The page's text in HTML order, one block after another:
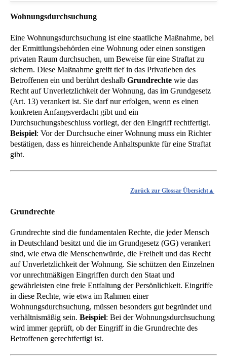
Wohnungsdurchsuchung
Eine Wohnungsdurchsuchung ist eine staatliche Maßnahme, bei
der Ermittlungsbehörden eine Wohnung oder einen sonstigen
privaten Raum durchsuchen, um Beweise für eine Straftat zu
sichern. Diese Maßnahme greift tief in das Privatleben des
Betroffenen ein und berührt deshalb Grundrechte wie das
Recht auf Unverletzlichkeit der Wohnung, das im Grundgesetz
(Art. 13) verankert ist. Sie darf nur erfolgen, wenn es einen
konkreten Anfangsverdacht gibt und ein
Durchsuchungsbeschluss vorliegt, der den Eingriff rechtfertigt.
Beispiel: Vor der Durchsuche einer Wohnung muss ein Richter
bestätigen, dass es hinreichende Anhaltspunkte für eine Straftat
gibt.
Zurück zur Glossar Übersicht
Grundrechte
Grundrechte sind die fundamentalen Rechte, die jeder Mensch
in Deutschland besitzt und die im Grundgesetz (GG) verankert
sind, wie etwa die Menschenwürde, die Freiheit und das Recht
auf Unverletzlichkeit der Wohnung. Sie schützen den Einzelnen
vor unrechtmäßigen Eingriffen durch den Staat und
gewährleisten eine freie Entfaltung der Persönlichkeit. Eingriffe
in diese Rechte, wie etwa im Rahmen einer
Wohnungsdurchsuchung, müssen besonders gut begründet und
verhältnismäßig sein. Beispiel: Bei der Wohnungsdurchsuchung
wird immer geprüft, ob der Eingriff in die Grundrechte des
Betroffenen gerechtfertigt ist.